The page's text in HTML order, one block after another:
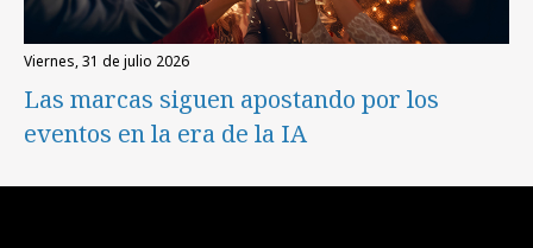
viernes, 31 de julio 2026
Las marcas siguen apostando por los
eventos en la era de la IA